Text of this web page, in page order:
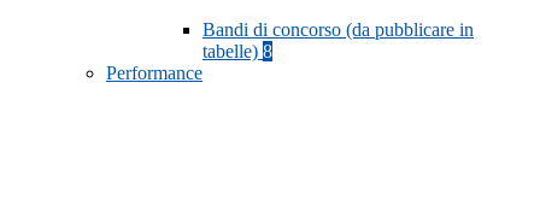
Bandi di concorso (da pubblicare in
tabelle) 8
Performance